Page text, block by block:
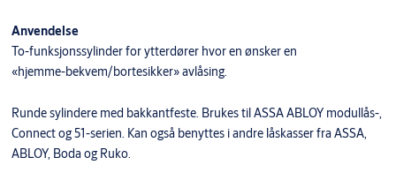
Anvendelse
To-funksjonssylinder for ytterdører hvor en ønsker en
«hjemme-bekvem/bortesikker» avlåsing.
Runde sylindere med bakkantfeste. Brukes til ASSA ABLOY modullås-,
Connect og 51-serien. Kan også benyttes i andre låskasser fra ASSA,
ABLOY, Boda og Ruko.